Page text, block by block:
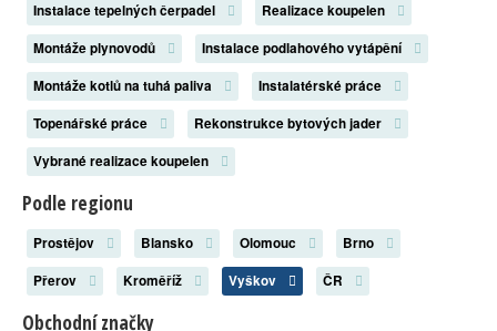
Instalace tepelných čerpadel
Realizace koupelen
Montáže plynovodů
Instalace podlahového vytápění
Montáže kotlů na tuhá paliva
Instalatérské práce
Topenářské práce
Rekonstrukce bytových jader
Vybrané realizace koupelen
Podle regionu
Prostějov Blansko Olomouc
Brno
Přerov
Kroměříž Vyškov ČR
Obchodní značky